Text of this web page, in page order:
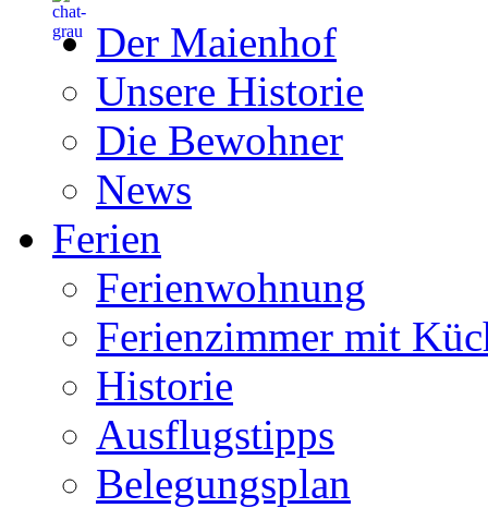
Der Maienhof
Unsere Historie
Die Bewohner
News
Ferien
Ferienwohnung
Ferienzimmer mit
Historie
Ausflugstipps
Belegungsplan